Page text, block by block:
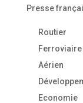
Presse
Routier
Ferroviaire
Aérien
Economie